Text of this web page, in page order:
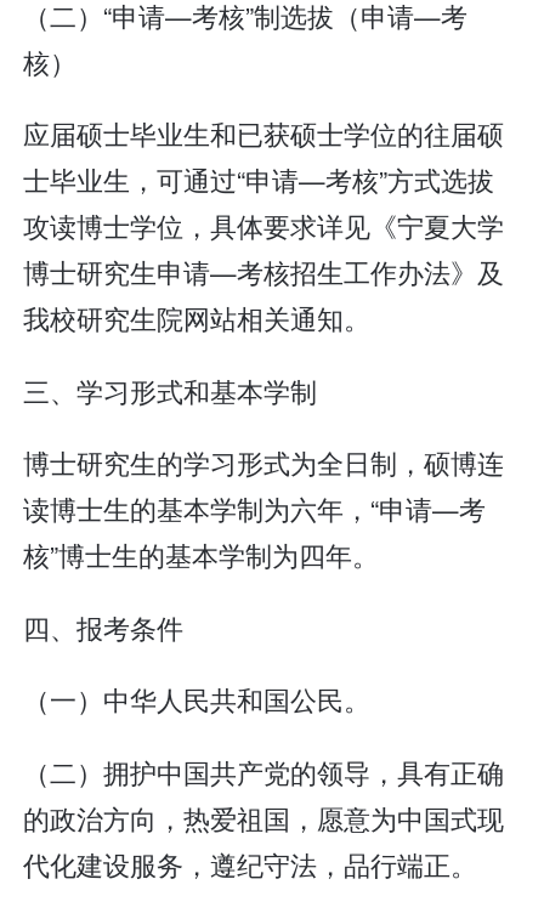
（二）“申请—考核”制选拔（申请—考
核）
应届硕士毕业生和已获硕士学位的往届硕
士毕业生，可通过“申请—考核”方式选拔
攻读博士学位，具体要求详见《宁夏大学
博士研究生申请—考核招生工作办法》及
我校研究生院网站相关通知。
三、学习形式和基本学制
博士研究生的学习形式为全日制，硕博连
读博士生的基本学制为六年，“申请—考
核”博士生的基本学制为四年。
四、报考条件
（一）中华人民共和国公民。
（二）拥护中国共产党的领导，具有正确
的政治方向，热爱祖国，愿意为中国式现
代化建设服务，遵纪守法，品行端正。